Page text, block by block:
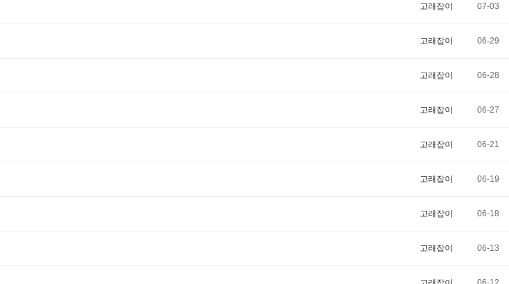
고래잡이 07-03
고래잡이 06-29
고래잡이 06-28
고래잡이 06-27
고래잡이 06-21
고래잡이 06-19
고래잡이 06-18
고래잡이 06-13